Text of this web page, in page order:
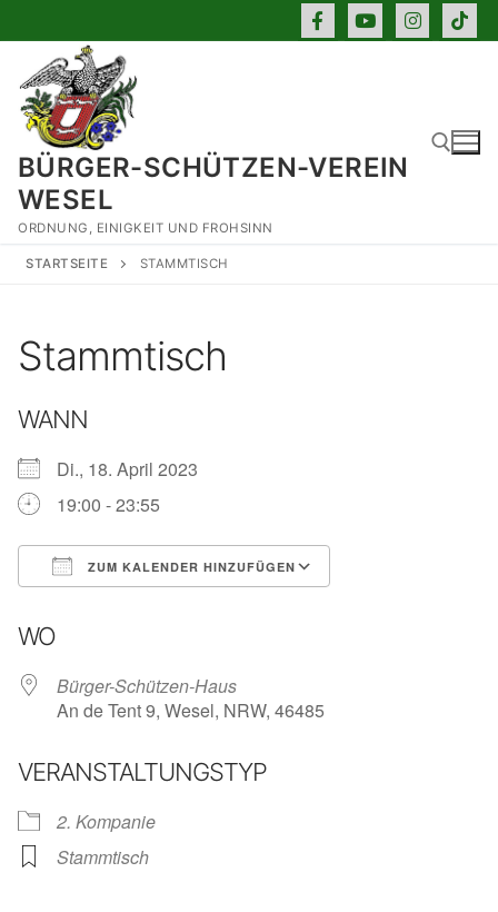
Inhalt
springen
BÜRGER-SCHÜTZEN-VEREIN
WESEL
ORDNUNG, EINIGKEIT UND FROHSINN
Suchen nach:
STARTSEITE STAMMTISCH
Stammtisch
WANN
Di., 18. April 2023
19:00 - 23:55
ZUM KALENDER HINZUFÜGEN
WO
Bürger-Schützen-Haus
An de Tent 9, Wesel, NRW, 46485
VERANSTALTUNGSTYP
2. Kompanie
Stammtisch